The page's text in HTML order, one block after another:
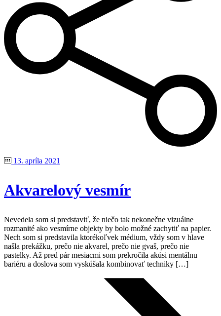
13. apríla 2021
Akvarelový vesmír
Nevedela som si predstaviť, že niečo tak nekonečne vizuálne
rozmanité ako vesmírne objekty by bolo možné zachytiť na papier.
Nech som si predstavila ktorékoľvek médium, vždy som v hlave
našla prekážku, prečo nie akvarel, prečo nie gvaš, prečo nie
pastelky. Až pred pár mesiacmi som prekročila akúsi mentálnu
bariéru a doslova som vyskúšala kombinovať techniky […]